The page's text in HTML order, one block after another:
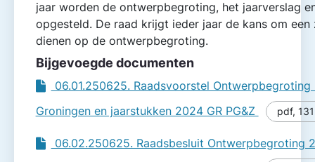
jaar worden de ontwerpbegroting, het jaarverslag
opgesteld. De raad krijgt ieder jaar de kans om een
dienen op de ontwerpbegroting.
Bijgevoegde documenten
06.01.250625. Raadsvoorstel Ontwerpbegroting
Groningen en jaarstukken 2024 GR PG&Z
pdf,
06.02.250625. Raadsbesluit Ontwerpbegroting